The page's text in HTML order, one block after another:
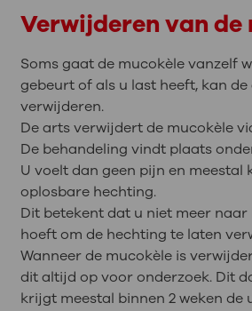
Verwijderen van de
Soms gaat de mucokèle vanzelf
gebeurt of als u last heeft, kan
verwijderen.
De arts verwijdert de mucokèle
De behandeling vindt plaats
U voelt dan geen pijn en meestal
oplosbare hechting.
Dit betekent dat u niet meer naar
hoeft om de hechting te laten
Wanneer de mucokèle is
dit altijd op voor onderzoek. Dit
krijgt meestal binnen 2 weken de